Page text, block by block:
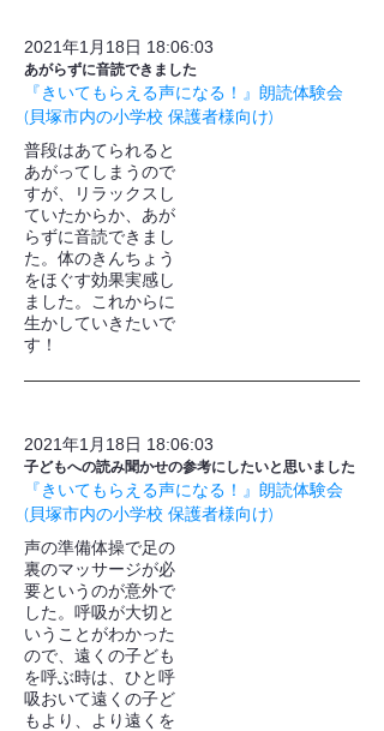
2021年1月18日 18:06:03
あがらずに音読できました
『きいてもらえる声になる！』朗読体験会
(貝塚市内の小学校 保護者様向け)
普段はあてられると
あがってしまうので
すが、リラックスし
ていたからか、あが
らずに音読できまし
た。体のきんちょう
をほぐす効果実感し
ました。これからに
生かしていきたいで
す！
2021年1月18日 18:06:03
子どもへの読み聞かせの参考にしたいと思いました
『きいてもらえる声になる！』朗読体験会
(貝塚市内の小学校 保護者様向け)
声の準備体操で足の
裏のマッサージが必
要というのが意外で
した。呼吸が大切と
いうことがわかった
ので、遠くの子ども
を呼ぶ時は、ひと呼
吸おいて遠くの子ど
もより、より遠くを